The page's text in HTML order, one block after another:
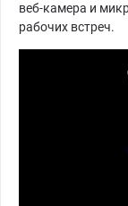
веб-камера и
рабочих встреч.